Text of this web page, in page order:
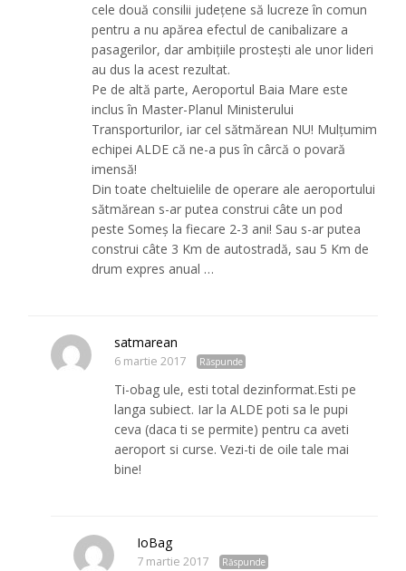
cele două consilii județene să lucreze în comun
pentru a nu apărea efectul de canibalizare a
pasagerilor, dar ambițiile prostești ale unor lideri
au dus la acest rezultat.
Pe de altă parte, Aeroportul Baia Mare este
inclus în Master-Planul Ministerului
Transporturilor, iar cel sătmărean NU! Mulțumim
echipei ALDE că ne-a pus în cârcă o povară
imensă!
Din toate cheltuielile de operare ale aeroportului
sătmărean s-ar putea construi câte un pod
peste Someș la fiecare 2-3 ani! Sau s-ar putea
construi câte 3 Km de autostradă, sau 5 Km de
drum expres anual …
satmarean
6 martie 2017 Răspunde
Ti-obag ule, esti total dezinformat.Esti pe
langa subiect. Iar la ALDE poti sa le pupi
ceva (daca ti se permite) pentru ca aveti
aeroport si curse. Vezi-ti de oile tale mai
bine!
IoBag
7 martie 2017 Răspunde